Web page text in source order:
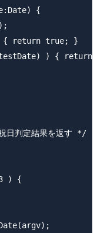
{
return true; }
) { return
日判定結果を返す */
) {